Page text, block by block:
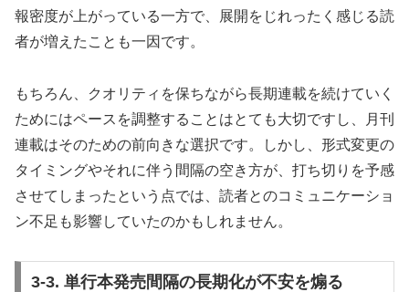
報密度が上がっている一方で、展開をじれったく感じる読
者が増えたことも一因です。
もちろん、クオリティを保ちながら長期連載を続けていく
ためにはペースを調整することはとても大切ですし、月刊
連載はそのための前向きな選択です。しかし、形式変更の
タイミングやそれに伴う間隔の空き方が、打ち切りを予感
させてしまったという点では、読者とのコミュニケーショ
ン不足も影響していたのかもしれません。
3-3. 単行本発売間隔の長期化が不安を煽る